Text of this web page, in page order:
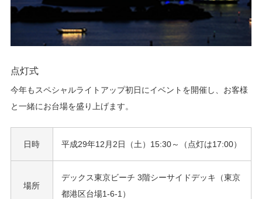
点灯式
今年もスペシャルライトアップ初日にイベントを開催し、お客様
と一緒にお台場を盛り上げます。
日時 平成29年12月2日（土）15:30～（点灯は17:00）
場所
デックス東京ビーチ 3階シーサイドデッキ（東京
都港区台場1-6-1）